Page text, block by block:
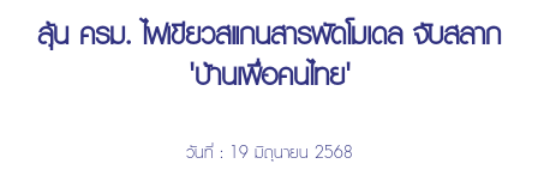
ลุ้น ครม. ไฟเขียวสแกนสารพัดโมเดล จับสลาก
'บ้านเพื่อคนไทย'
วันที่ : 19 มิถุนายน 2568